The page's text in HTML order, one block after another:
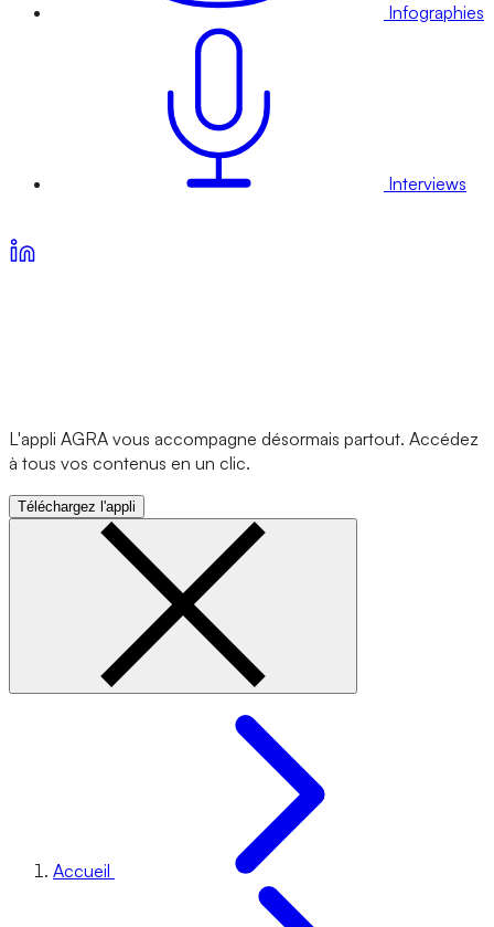
Infographies
Interviews
L'appli AGRA vous accompagne désormais partout. Accédez
à tous vos contenus en un clic.
Téléchargez l'appli
Accueil